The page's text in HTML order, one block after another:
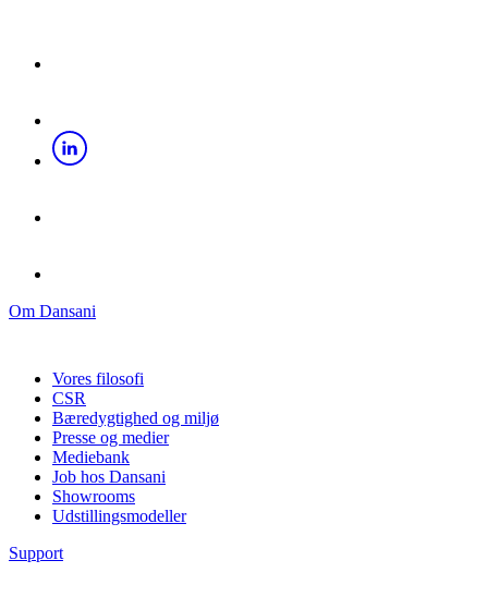
Om Dansani
Vores filosofi
CSR
Bæredygtighed og miljø
Presse og medier
Mediebank
Job hos Dansani
Showrooms
Udstillingsmodeller
Support